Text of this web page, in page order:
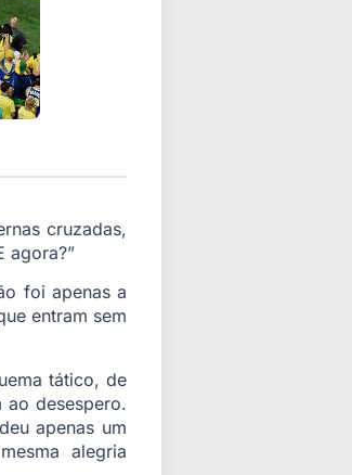
cruzadas,
agora?”
foi apenas a
entram sem
tático, de
ao desespero.
apenas um
alegria